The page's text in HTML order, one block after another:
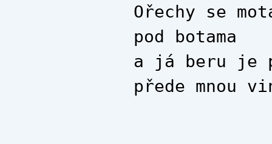
Ořechy se
pod botama
a já beru je
přede mnou